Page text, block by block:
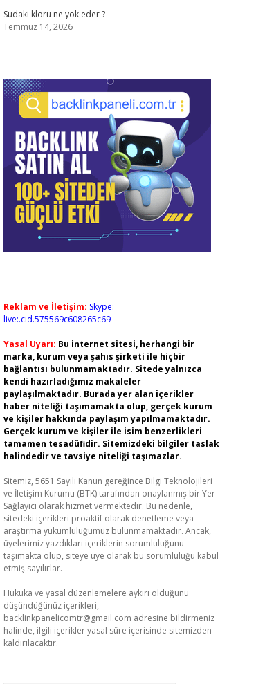
Sudaki kloru ne yok eder ?
Temmuz 14, 2026
Reklam ve İletişim: Skype:
live:.cid.575569c608265c69
Yasal Uyarı: Bu internet sitesi, herhangi bir
marka, kurum veya şahıs şirketi ile hiçbir
bağlantısı bulunmamaktadır. Sitede yalnızca
kendi hazırladığımız makaleler
paylaşılmaktadır. Burada yer alan içerikler
haber niteliği taşımamakta olup, gerçek kurum
ve kişiler hakkında paylaşım yapılmamaktadır.
Gerçek kurum ve kişiler ile isim benzerlikleri
tamamen tesadüfidir. Sitemizdeki bilgiler taslak
halindedir ve tavsiye niteliği taşımazlar.
Sitemiz, 5651 Sayılı Kanun gereğince Bilgi Teknolojileri
ve İletişim Kurumu (BTK) tarafından onaylanmış bir Yer
Sağlayıcı olarak hizmet vermektedir. Bu nedenle,
sitedeki içerikleri proaktif olarak denetleme veya
araştırma yükümlülüğümüz bulunmamaktadır. Ancak,
üyelerimiz yazdıkları içeriklerin sorumluluğunu
taşımakta olup, siteye üye olarak bu sorumluluğu kabul
etmiş sayılırlar.
Hukuka ve yasal düzenlemelere aykırı olduğunu
düşündüğünüz içerikleri,
backlinkpanelicomtr@gmail.com adresine bildirmeniz
halinde, ilgili içerikler yasal süre içerisinde sitemizden
kaldırılacaktır.